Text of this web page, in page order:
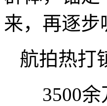
来，再逐步
航拍热打
3500余万